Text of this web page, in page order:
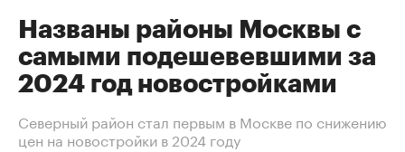
Названы районы Москвы с
самыми подешевевшими за
2024 год новостройками
Северный район стал первым в Москве по снижению
цен на новостройки в 2024 году